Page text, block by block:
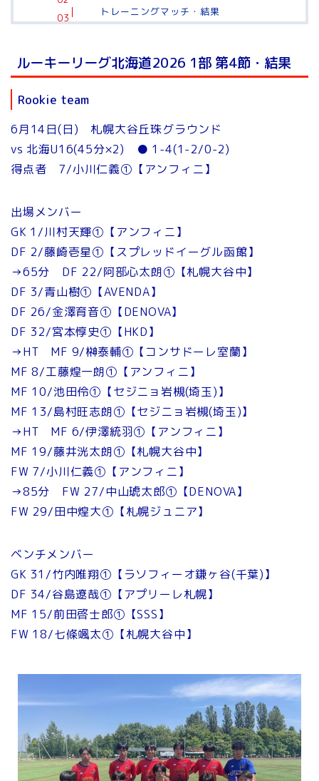
トレーニングマッチ・結果
ルーキーリーグ北海道2026 1部 第4節・結果
Rookie team
6月14日(日) 札幌大谷丘珠グラウンド
vs 北海U16(45分×2) ● 1-4(1-2/0-2)
得点者 7/小川仁義①【アンフィニ】
出場メンバー
GK 1/川村天輝①【アンフィニ】
DF 2/藤崎壱星①【スプレッドイーグル函館】
→65分 DF 22/阿部心太朗①【札幌大谷中】
DF 3/青山樹①【AVENDA】
DF 26/金澤育音①【DENOVA】
DF 32/宮本惇史①【HKD】
→HT MF 9/榊泰輔①【コンサドーレ室蘭】
MF 8/工藤煌一朗①【アンフィニ】
MF 10/池田伶①【セジニョ岩槻(埼玉)】
MF 13/島村旺志朗①【セジニョ岩槻(埼玉)】
→HT MF 6/伊澤統羽①【アンフィニ】
MF 19/藤井洸太朗①【札幌大谷中】
FW 7/小川仁義①【アンフィニ】
→85分 FW 27/中山琥太郎①【DENOVA】
FW 29/田中煌大①【札幌ジュニア】
ベンチメンバー
GK 31/竹内唯翔①【ラソフィーオ鎌ヶ谷(千葉)】
DF 34/谷島遼哉①【アプリーレ札幌】
MF 15/前田啓士郎①【SSS】
FW 18/七條颯太①【札幌大谷中】